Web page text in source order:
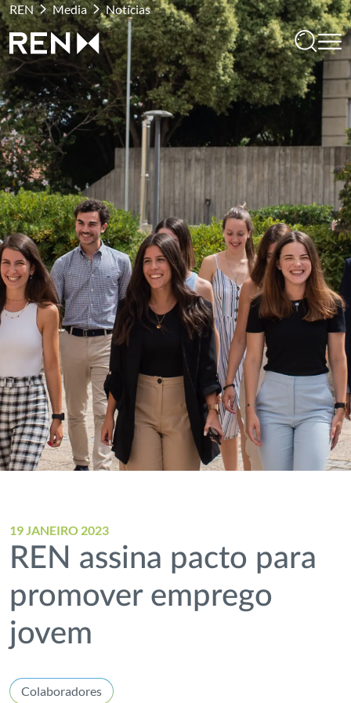
REN Media Notícias
19 JANEIRO 2023
REN assina pacto para
promover emprego
jovem
Colaboradores